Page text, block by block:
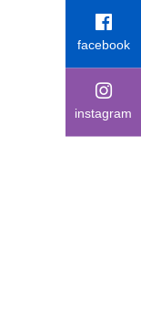
facebook
instagram